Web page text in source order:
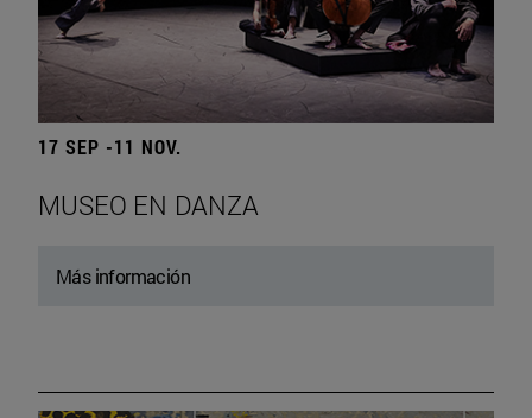
17 SEP -11 NOV.
MUSEO EN DANZA
Más información